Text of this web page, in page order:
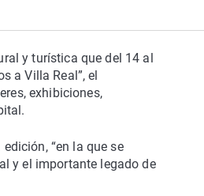
y turística que del 14 al
a Villa Real”, el
exhibiciones,
“en la que se
y el importante legado de